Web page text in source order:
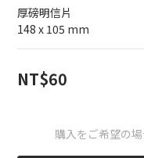
厚磅明信片
148 x 105 mm
NT$60
購入をご希望の